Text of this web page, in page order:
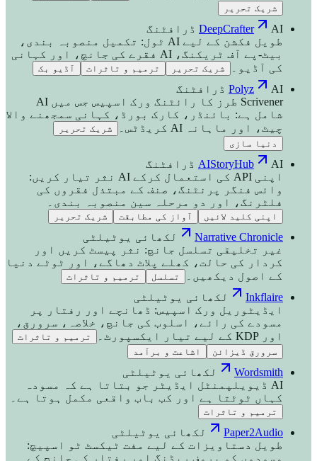
شریک تحریر
DeepCrafter
AI ڈرافٹنگ
طویل فکشن کے لیے AI ٹول: تکمیل منصوبہ بندی،
بیٹ-پے آف ٹریکنگ، AI فقرے کی جانچ، اور کہانی
کی آڈیو۔
شریک تحریر ترمیم و تاثرات آڈیو بک
Polyz
AI ڈرافٹنگ
Scrivener طرز کا رائٹنگ ورک اسپیس جس میں AI
شامل ہے: بائنڈر، کارک بورڈ، کہانی سمجھنے والا
چیٹ، اور ماہانہ AI کریڈٹس۔
شریک تحریر
دنیا سازی
AIStoryHub
AI ڈرافٹنگ
اپنی API کی استعمال کرکے AI نثر تیار کریں:
وائس فنگر پرنٹنگ، صنف کے مبتذل فقروں کی
فلٹرنگ، اور دو مرحلہ سین منصوبہ بندی۔
اپنی کلید لائیں آواز کی مطابقت شریک تحریر
Narrative Chronicle
لکھائی یوٹیلٹی
غیر تخلیقی تسلسل جانچ: نثر پیسٹ کریں اور
کردار کی حالت، کھلے پلاٹ دھاگے، اور ٹوٹے دنیا
کے اصول دیکھیں۔
تسلسل ترمیم و تاثرات
Inkflaire
لکھائی یوٹیلٹی
ایڈیٹوریل ورک اسپیس: ڈھانچے اور رفتار پر
مسودے کی رائے، اسلوب کی جانچ، خلاصہ، سرورق،
اور KDP کے لیے تیار ایکسپورٹ۔
ترمیم و تاثرات
سرورق ڈیزائن
اشاعت و برآمد
Wordsmith
لکھائی یوٹیلٹی
AI ڈیویلپمنٹل ایڈیٹر جو بتاتا ہے کہ مسودہ
کہاں ٹوٹتا ہے اور کب باب واقعی مکمل ہوتا ہے۔
ترمیم و تاثرات
Paper2Audio
لکھائی یوٹیلٹی
طویل دستاویزات کے لیے مفت ٹیکسٹ ٹو اسپیچ:
مسودوں کو پروف ریڈنگ اور رفتار کی جانچ کے